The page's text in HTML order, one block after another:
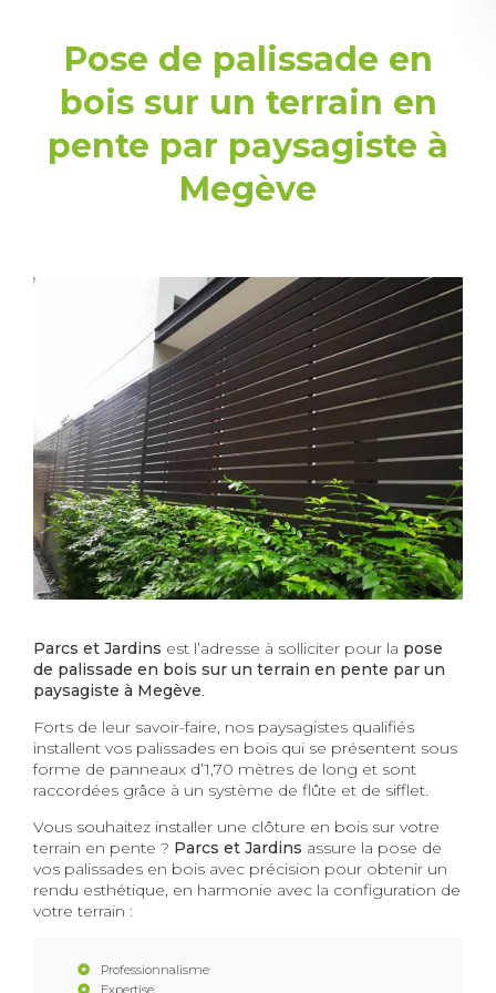
Pose de palissade en
bois sur un terrain en
pente par paysagiste à
Megève
Parcs et Jardins est l’adresse à solliciter pour la pose
de palissade en bois sur un terrain en pente par un
paysagiste à Megève.
Forts de leur savoir-faire, nos paysagistes qualifiés
installent vos palissades en bois qui se présentent sous
forme de panneaux d’1,70 mètres de long et sont
raccordées grâce à un système de flûte et de sifflet.
Vous souhaitez installer une clôture en bois sur votre
terrain en pente ? Parcs et Jardins assure la pose de
vos palissades en bois avec précision pour obtenir un
rendu esthétique, en harmonie avec la configuration de
votre terrain :
Professionnalisme
Expertise